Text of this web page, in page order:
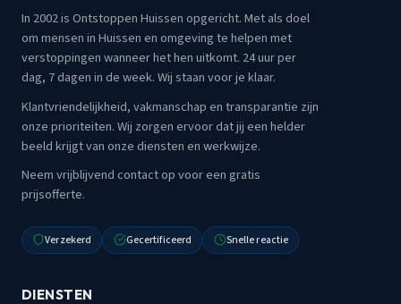
In 2002 is Ontstoppen Huissen opgericht. Met als doel
om mensen in Huissen en omgeving te helpen met
verstoppingen wanneer het hen uitkomt. 24 uur per
dag, 7 dagen in de week. Wij staan voor je klaar.
Klantvriendelijkheid, vakmanschap en transparantie zijn
onze prioriteiten. Wij zorgen ervoor dat jij een helder
beeld krijgt van onze diensten en werkwijze.
Neem vrijblijvend contact op voor een gratis
prijsofferte.
Verzekerd Gecertificeerd Snelle reactie
DIENSTEN